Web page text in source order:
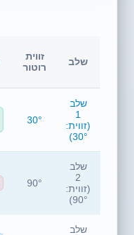
שלב
זווית
רוטור
שלב
1
(זווית:
30°)
30°
שלב
2
(זווית:
90°)
90°
שלב